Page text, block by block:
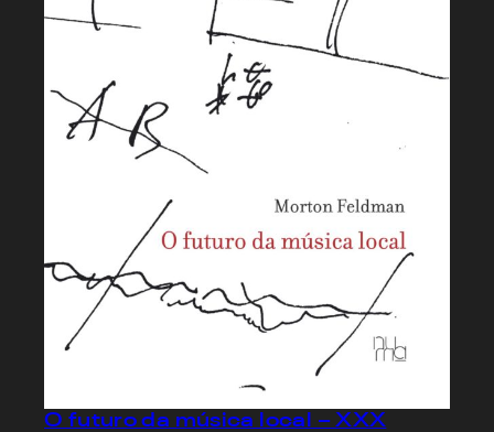
O futuro da música local – XXX